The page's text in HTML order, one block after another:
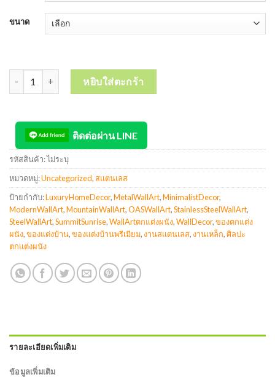
ขนาด
จำนวน OAS Wall Art Summit Sunrise Premium งานตกแต่งผนังเ
หยิบใส่ตะกร้า
ติดต่อผ่าน LINE
รหัสสินค้า:ไม่ระบุ
หมวดหมู่:Uncategorized,สแตนเลส
ป้ายกำกับ:LuxuryHomeDecor,MetalWallArt,MinimalistDecor,
ModernWallArt,MountainWallArt,OASWallArt,StainlessSteelWallArt,
SteelWallArt,SummitSunrise,WallArtตกแต่งผนัง,WallDecor,ของตกแต่ง
ผนัง,ของแต่งบ้าน,ของแต่งบ้านพรีเมียม, งานสแตนเลส, งานเหล็ก,ศิลปะ
ตกแต่งผนัง
รายละเอียดเพิ่มเติม
ข้อมูลเพิ่มเติม